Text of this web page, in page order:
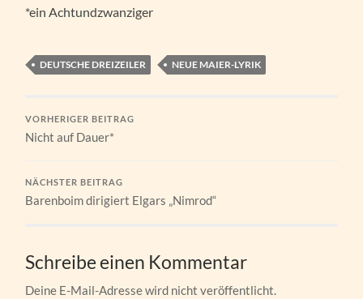
*ein Achtundzwanziger
DEUTSCHE DREIZEILER NEUE MAIER-LYRIK
VORHERIGER BEITRAG
Nicht auf Dauer*
NÄCHSTER BEITRAG
Barenboim dirigiert Elgars „Nimrod“
Schreibe einen Kommentar
Deine E-Mail-Adresse wird nicht veröffentlicht.